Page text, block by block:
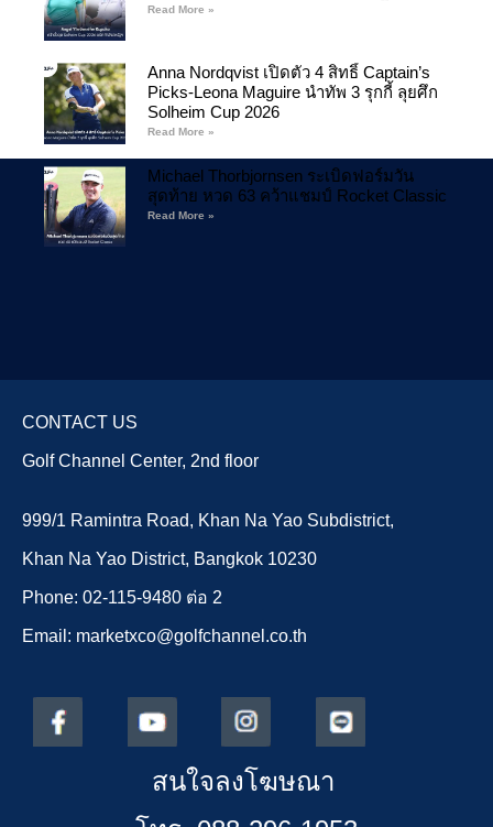
Read More »
Anna Nordqvist เปิดตัว 4 สิทธิ์ Captain’s
Picks-Leona Maguire นำทัพ 3 รุกกี้ ลุยศึก
Solheim Cup 2026
Read More »
Michael Thorbjornsen ระเบิดฟอร์มวัน
สุดท้าย หวด 63 คว้าแชมป์ Rocket Classic
Read More »
CONTACT US
Golf Channel Center, 2nd floor
999/1 Ramintra Road, Khan Na Yao Subdistrict,
Khan Na Yao District, Bangkok 10230
Phone: 02-115-9480 ต่อ 2
Email: marketxco@golfchannel.co.th
สนใจลงโฆษณา